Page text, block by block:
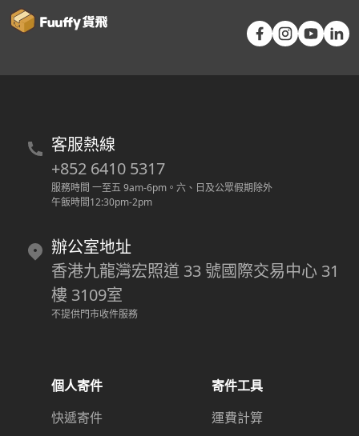
客服熱線
+852 6410 5317
服務時間 一至五 9am-6pm 。 六、日及公眾假期除外
午飯時間12:30pm-2pm
辦公室地址
香港九龍灣宏照道 33 號國際交易中心 31
樓 3109室
不提供門市收件服務
個人寄件
快遞寄件
寄件工具
運費計算